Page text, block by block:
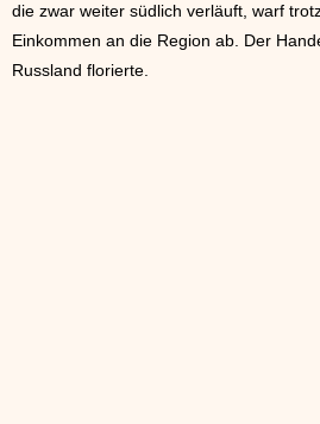
die zwar weiter südlich verläuft, warf
Einkommen an die Region ab. Der
Russland florierte.